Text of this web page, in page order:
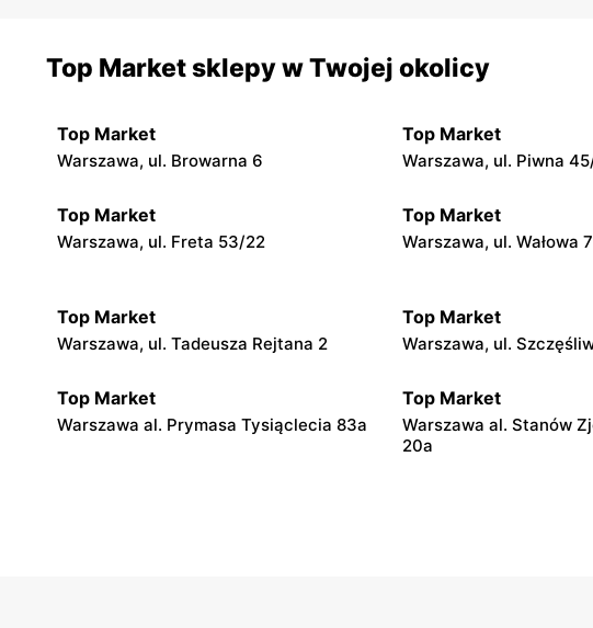
Top Market sklepy w Twojej okolicy
Top Market
Warszawa, ul. Browarna 6
Top Market
Warszawa, ul. Piwna
Top Market
Warszawa, ul. Freta 53/22
Top Market
Warszawa, ul. Wałowa 7
Top Market
Warszawa, ul. Tadeusza Rejtana 2
Top Market
Warszawa, ul.
Top Market
Warszawa al. Prymasa Tysiąclecia 83a
Top Market
Warszawa al. Stanów
20a
Warszawa, ul. Żwirki i